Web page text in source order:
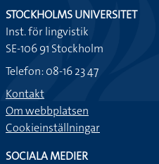
STOCKHOLMS UNIVERSITET
Inst. för lingvistik
SE-106 91 Stockholm
Telefon: 08-16 23 47
Kontakt
Om webbplatsen
Cookieinställningar
SOCIALA MEDIER